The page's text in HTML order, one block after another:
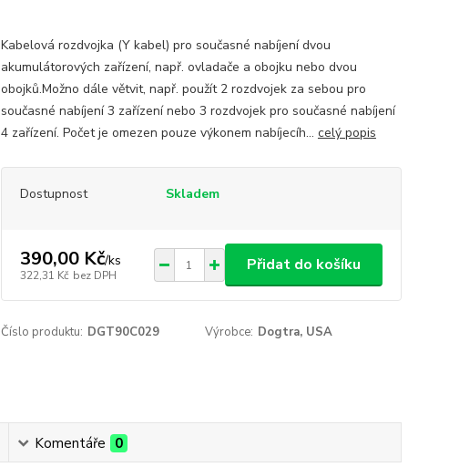
Kabelová rozdvojka (Y kabel) pro současné nabíjení dvou
akumulátorových zařízení, např. ovladače a obojku nebo dvou
obojků.Možno dále větvit, např. použít 2 rozdvojek za sebou pro
současné nabíjení 3 zařízení nebo 3 rozdvojek pro současné nabíjení
4 zařízení. Počet je omezen pouze výkonem nabíjecíh... celý popis
Dostupnost Skladem
390,00 Kč/ks
322,31 Kč bez DPH
Přidat do košíku
Číslo produktu: DGT90C029 Výrobce: Dogtra, USA
Komentáře 0